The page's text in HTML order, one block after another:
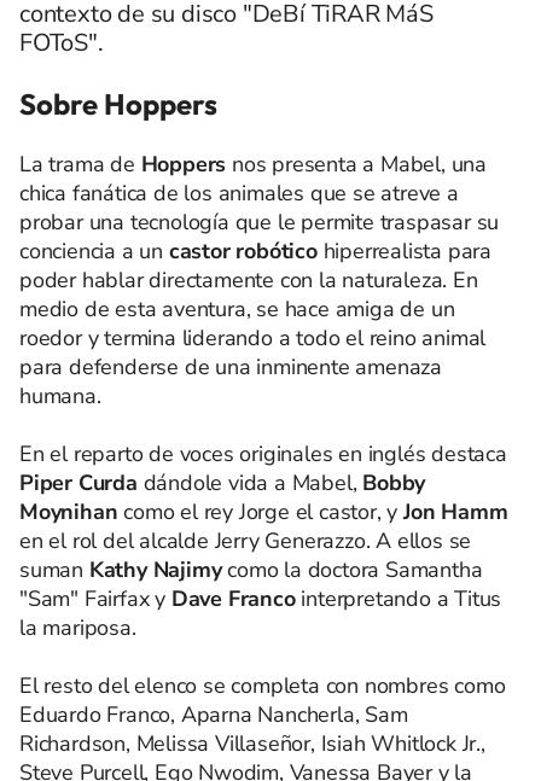
contexto de su disco "DeBí TiRAR MáS
FOToS".
Sobre Hoppers
La trama de Hoppers nos presenta a Mabel, una
chica fanática de los animales que se atreve a
probar una tecnología que le permite traspasar su
conciencia a un castor robóticohiperrealista para
poder hablar directamente con la naturaleza. En
medio de esta aventura, se hace amiga de un
roedor y termina liderando a todo el reino animal
para defenderse de una inminente amenaza
humana.
En el reparto de voces originales en inglés destaca
Piper Curda dándole vida a Mabel, Bobby
Moynihan como el rey Jorge el castor, yJon Hamm
en el rol del alcalde Jerry Generazzo. A ellos se
suman Kathy Najimycomo la doctora Samantha
"Sam" Fairfax y Dave Francointerpretando a Titus
la mariposa.
El resto del elenco se completa con nombres como
Eduardo Franco, Aparna Nancherla, Sam
Richardson, Melissa Villaseñor, Isiah Whitlock Jr.,
Steve Purcell, Ego Nwodim, Vanessa Bayer y la